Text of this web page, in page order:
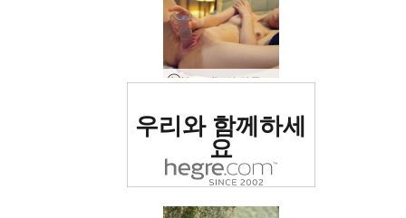
Hareniks의 하루, 우크라이나 키예프
로 평가됨
우리와 함께하세
요